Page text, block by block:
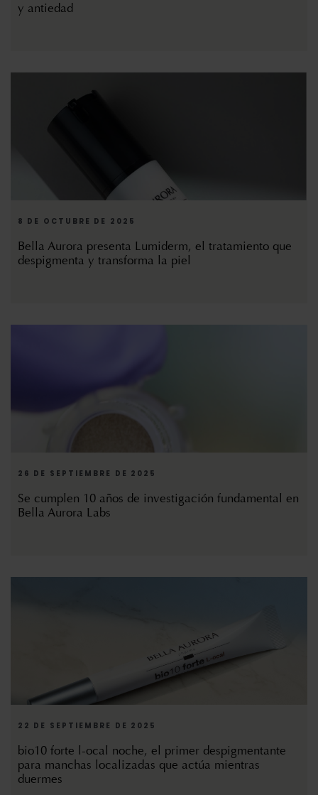
y antiedad
8 DE OCTUBRE DE 2025
Bella Aurora presenta Lumiderm, el tratamiento que
despigmenta y transforma la piel
26 DE SEPTIEMBRE DE 2025
Se cumplen 10 años de investigación fundamental en
Bella Aurora Labs
22 DE SEPTIEMBRE DE 2025
bio10 forte l-ocal noche, el primer despigmentante
para manchas localizadas que actúa mientras
duermes